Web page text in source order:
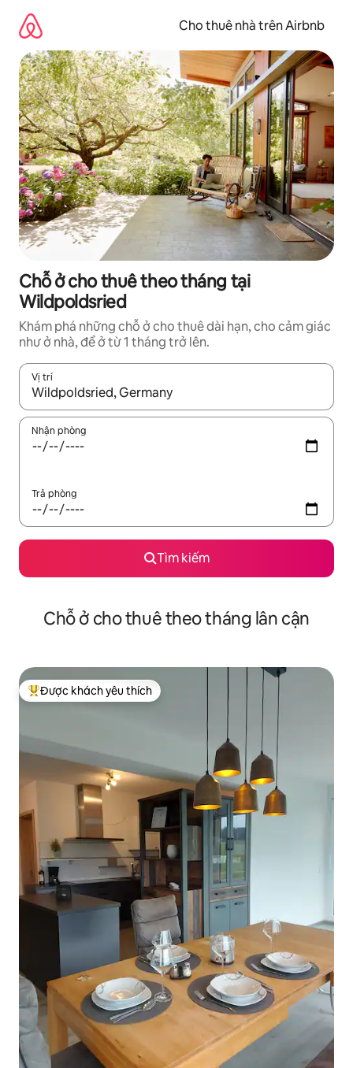
dung
Cho thuê nhà trên Airbnb
Chỗ ở cho thuê theo tháng tại
Wildpoldsried
Khám phá những chỗ ở cho thuê dài hạn, cho cảm giác
như ở nhà, để ở từ 1 tháng trở lên.
Vị trí
Khi có kết quả, hãy điều hướng bằng phím mũi tên lên và
Nhận phòng
Trả phòng
Tìm kiếm
Chỗ ở cho thuê theo tháng lân cận
Được khách yêu thích nhất
Được khách yêu thích